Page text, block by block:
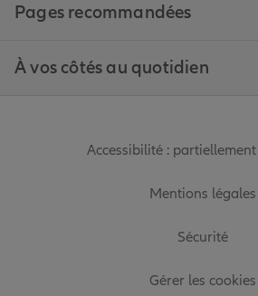
Pages recommandées
À vos côtés au quotidien
Accessibilité :
Mentions légales
Sécurité
Gérer les cookies